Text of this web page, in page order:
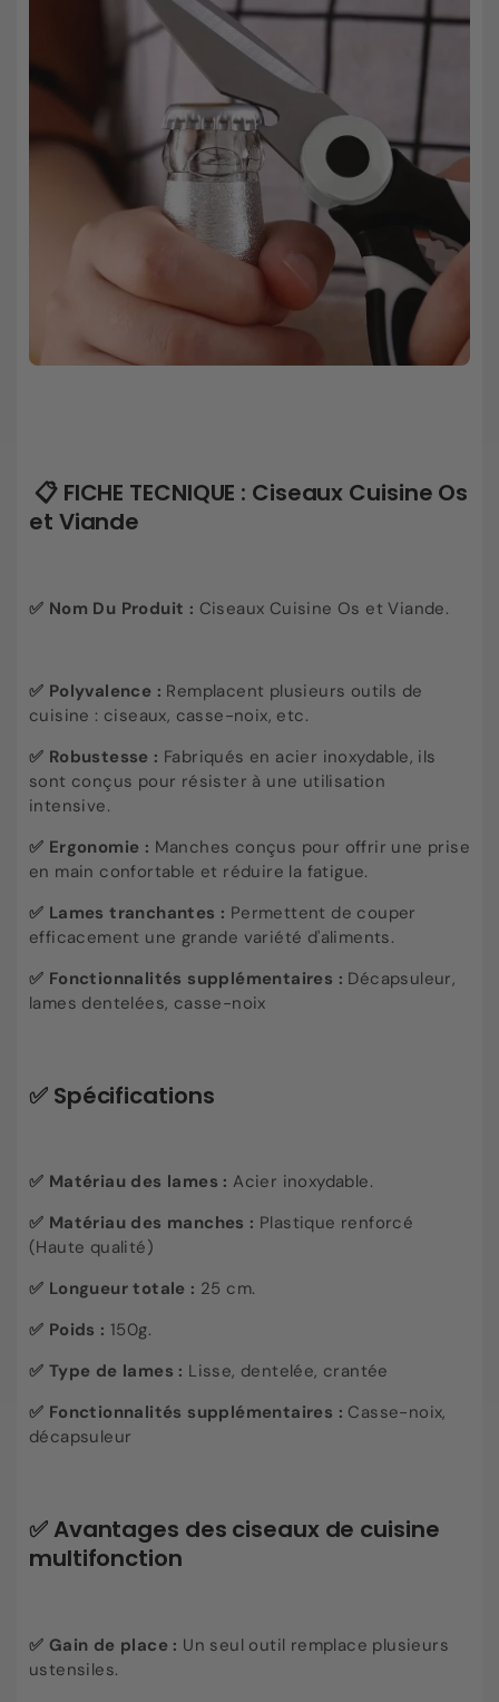
📋 FICHE TECNIQUE : Ciseaux Cuisine Os
et Viande
✅ Nom Du Produit : Ciseaux Cuisine Os et Viande.
✅ Polyvalence : Remplacent plusieurs outils de
cuisine : ciseaux, casse-noix, etc.
✅ Robustesse : Fabriqués en acier inoxydable, ils
sont conçus pour résister à une utilisation
intensive.
✅ Ergonomie : Manches conçus pour offrir une prise
en main confortable et réduire la fatigue.
✅ Lames tranchantes : Permettent de couper
efficacement une grande variété d'aliments.
✅ Fonctionnalités supplémentaires : Décapsuleur,
lames dentelées, casse-noix
✅ Spécifications
✅ Matériau des lames : Acier inoxydable.
✅ Matériau des manches : Plastique renforcé
(Haute qualité)
✅ Longueur totale : 25 cm.
✅ Poids : 150g.
✅ Type de lames : Lisse, dentelée, crantée
✅ Fonctionnalités supplémentaires : Casse-noix,
décapsuleur
✅ Avantages des ciseaux de cuisine
multifonction
✅ Gain de place : Un seul outil remplace plusieurs
ustensiles.